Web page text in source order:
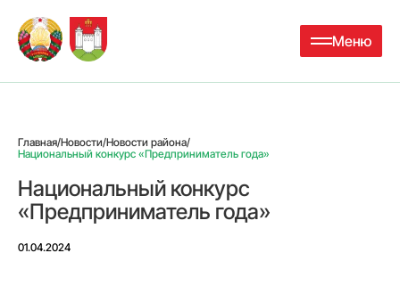
Меню
Главная/Новости/Новости района/
Национальный конкурс «Предприниматель года»
Национальный конкурс
«Предприниматель года»
01.04.2024